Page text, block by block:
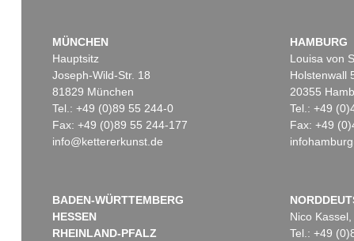
MÜNCHEN
Hauptsitz
Joseph-Wild-Str. 18
81829 München
Tel.: +49 (0)89 55 244-0
Fax: +49 (0)89 55 244-177
info@kettererkunst.de
HAMBURG
Louisa von
Holstenwall
20355
Tel.: +49
Fax: +49
BADEN-WÜRTTEMBERG
HESSEN
RHEINLAND-PFALZ
Nico Kassel,
Tel.: +49